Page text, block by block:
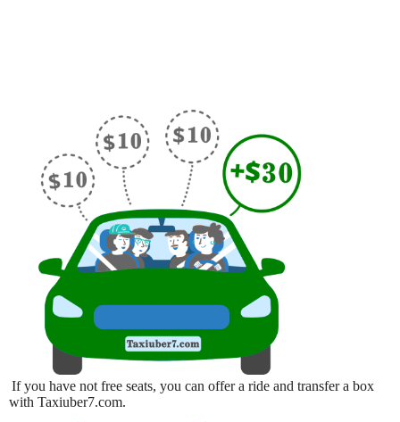
If you have not free seats, you can offer a ride and transfer a box
with Taxiuber7.com.